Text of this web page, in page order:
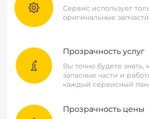
Сервис использует
оригинальные запчасти
Прозрачность услуг
Вы точно будете знать,
запасные части и
каждый сервисный
Прозрачность цены